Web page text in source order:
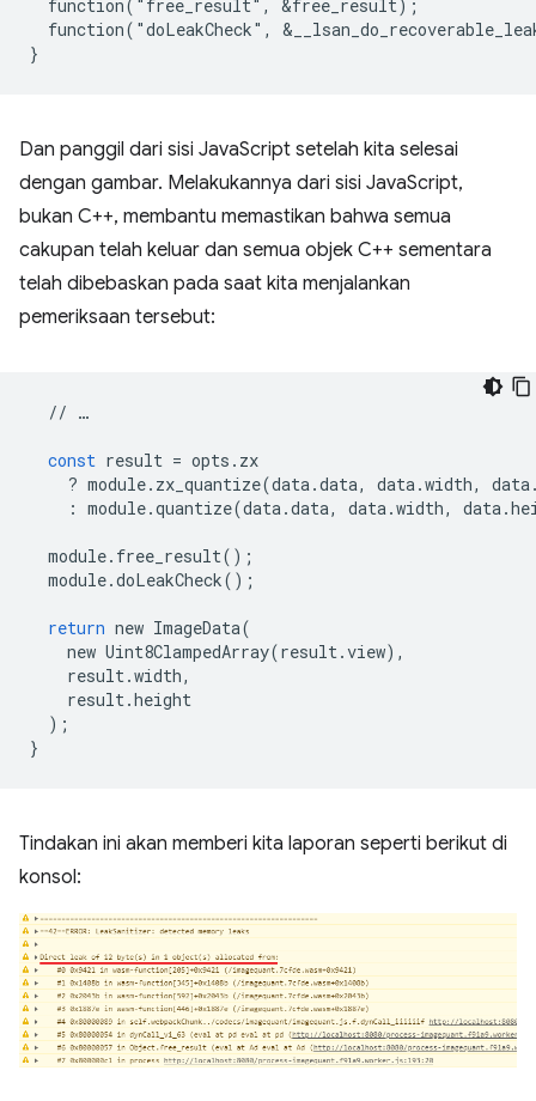
  function("free_result", &free_result);
function("doLeakCheck",
Dan panggil dari sisi JavaScript setelah kita selesai
dengan gambar. Melakukannya dari sisi JavaScript,
bukan C++, membantu memastikan bahwa semua
cakupan telah keluar dan semua objek C++ sementara
telah dibebaskan pada saat kita menjalankan
pemeriksaan tersebut:
// …
const result = opts . zx
? module. zx_quantize(data.data, data.width, data
: module.quantize(data.data, data.width, data.
module. free_result();
module.doLeakCheck();
return new ImageData(
new Uint8ClampedArray(result.view),
result.width,
result.height
);
}
Tindakan ini akan memberi kita laporan seperti berikut di
konsol: